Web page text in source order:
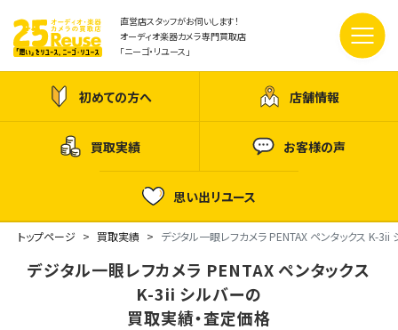
直営店スタッフがお伺いします！
オーディオ楽器カメラ専門買取店
「ニーゴ・リユース」
初めての方へ 店舗情報
買取実績 お客様の声
思い出リユース
トップページ 買取実績 デジタル一眼レフカメラ PENTAX ペンタックス K-3ii
デジタル一眼レフカメラ PENTAX ペンタックス
K-3ii シルバーの
買取実績・査定価格